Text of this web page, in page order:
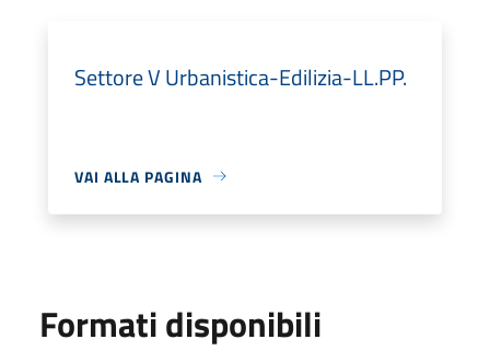
Settore V Urbanistica-Edilizia-LL.PP.
VAI ALLA PAGINA
Formati disponibili